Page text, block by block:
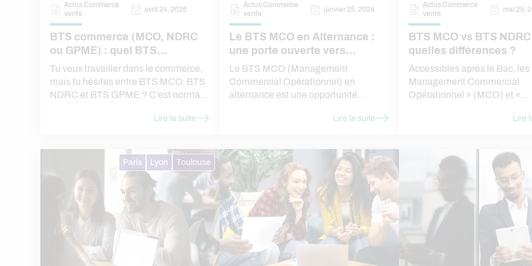
Actus Commerce
vente
avril 24, 2026
BTS commerce (MCO, NDRC
ou GPME) : quel BTS
commerce est fait pour moi ?
Tu veux travailler dans le commerce,
mais tu hésites entre BTS MCO, BTS
NDRC et BTS GPME ? C’est normal :
mais elles ne mènent pas exactement
environnements de travail. Dans cet
article, on fait une comparaison BTS
commerce claire et concrète pour
t’aider à choisir le BTS le plus adapté
à ton profil, en initial ou alternance, à
Paris, Lyon et Toulouse.
Lire la suite
Actus Commerce
vente
janvier 25, 2024
Le BTS MCO en Alternance :
une porte ouverte vers
l’entrepreneuriat
Le BTS MCO (Management
Commercial Opérationnel) en
alternance est une opportunité
alternants désireux de se forger une
commerce. Cette formation, axée sur
la pratique professionnelle, offre
désormais une option Entrepreneuriat
dès la première année, ouvrant ainsi
de nouvelles perspectives aux futurs
diplômés.
Lire la suite
Actus Commerce
vente
mai 25,
BTS MCO vs BTS NDRC
quelles différences ?
Accessibles après le Bac, les
Management Commercial
Opérationnel » (MCO) et «
Relation Client » (NDRC)
commerce. À première vue,
formations peuvent sembler
similaires. Elles préparent
des débouchés différents.
Alternance compare ces deux
formations pour vous aider à
comprendre leurs
ainsi un choix éclairé !
Lire
Paris Lyon Toulouse